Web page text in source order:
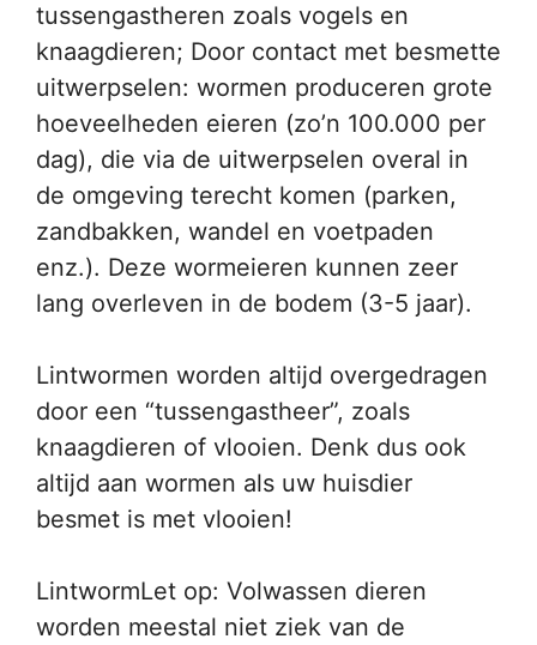
tussengastheren zoals vogels en
knaagdieren; Door contact met besmette
uitwerpselen: wormen produceren grote
hoeveelheden eieren (zo’n 100.000 per
dag), die via de uitwerpselen overal in
de omgeving terecht komen (parken,
zandbakken, wandel en voetpaden
enz.). Deze wormeieren kunnen zeer
lang overleven in de bodem (3-5 jaar).
Lintwormen worden altijd overgedragen
door een “tussengastheer”, zoals
knaagdieren of vlooien. Denk dus ook
altijd aan wormen als uw huisdier
besmet is met vlooien!
LintwormLet op: Volwassen dieren
worden meestal niet ziek van de